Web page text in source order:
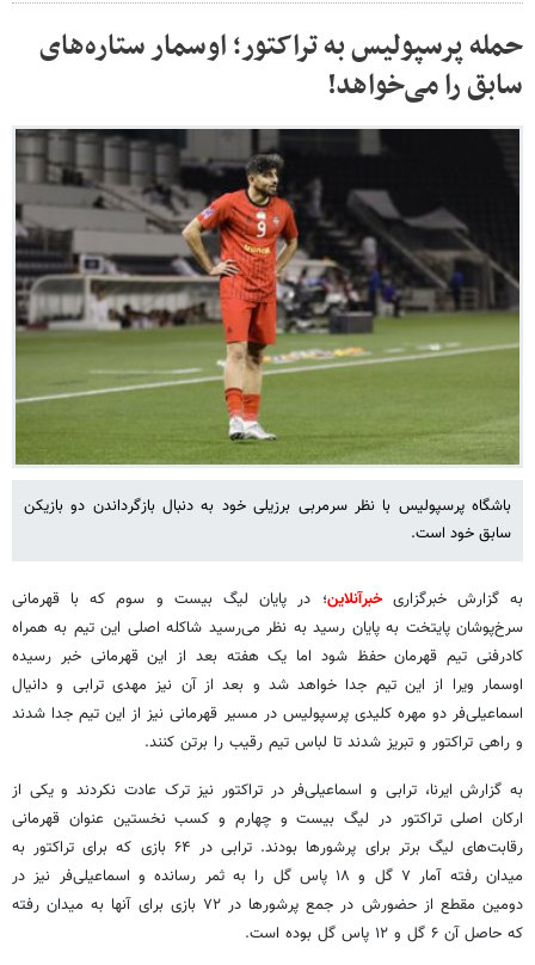
حمله پرسپولیس به تراکتور؛ اوسمار ستاره‌های
سابق را می‌خواهد!
باشگاه پرسپولیس با نظر سرمربی برزیلی خود به دنبال بازگرداندن دو بازیکن
سابق خود است.
به گزارش خبرگزاریخبرآنلاین؛ در پایان لیگ بیست و سوم که با قهرمانی
سرخ‌پوشان پایتخت به پایان رسید به نظر می‌رسید شاکله اصلی این تیم به همراه
کادرفنی تیم قهرمان حفظ شود اما یک هفته بعد از این قهرمانی خبر رسیده
اوسمار ویرا از این تیم جدا خواهد شد و بعد از آن نیز مهدی ترابی و دانیال
اسماعیلی‌فر دو مهره کلیدی پرسپولیس در مسیر قهرمانی نیز از این تیم جدا شدند
و راهی تراکتور و تبریز شدند تا لباس تیم رقیب را برتن کنند.
به گزارش ایرنا، ترابی و اسماعیلی‌فر در تراکتور نیز ترک عادت نکردند و یکی از
ارکان اصلی تراکتور در لیگ بیست و چهارم و کسب نخستین عنوان قهرمانی
رقابت‌های لیگ برتر برای پرشورها بودند. ترابی در ۶۴ بازی که برای تراکتور به
میدان رفته آمار ۷ گل و ۱۸ پاس گل را به ثمر رسانده و اسماعیلی‌فر نیز در
دومین مقطع از حضورش در جمع پرشورها در ۷۲ بازی برای آنها به میدان رفته
که حاصل آن ۶ گل و ۱۲ پاس گل بوده است.